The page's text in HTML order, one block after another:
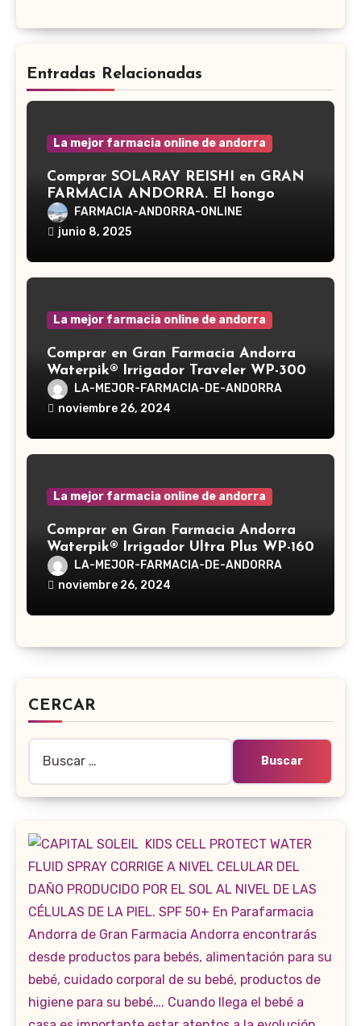
Entradas Relacionadas
La mejor farmacia online de andorra
Comprar SOLARAY REISHI en GRAN
FARMACIA ANDORRA. El hongo
Reishi, cuyo nombre científico es
Ganoderma lucidum, es un hongo
en la medicina tradicional asiática
FARMACIA-ANDORRA-ONLINE
junio 8, 2025
La mejor farmacia online de andorra
Comprar en Gran Farmacia Andorra
Waterpik® Irrigador Traveler WP-300
LA-MEJOR-FARMACIA-DE-ANDORRA
noviembre 26, 2024
La mejor farmacia online de andorra
Comprar en Gran Farmacia Andorra
Waterpik® Irrigador Ultra Plus WP-160
LA-MEJOR-FARMACIA-DE-ANDORRA
noviembre 26, 2024
CERCAR